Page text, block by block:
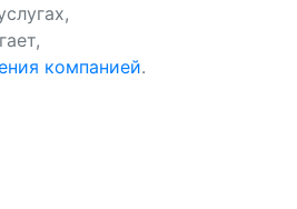
компанией.